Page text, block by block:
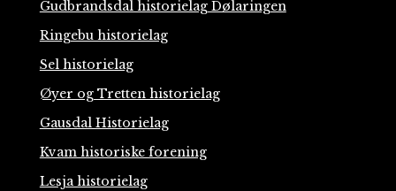
Gudbrandsdal historielag Dølaringen
Ringebu historielag
Sel historielag
Øyer og Tretten historielag
Gausdal Historielag
Kvam historiske forening
Lesja historielag